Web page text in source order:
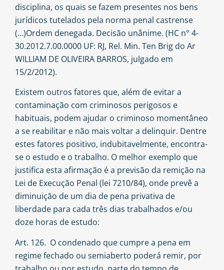
disciplina, os quais se fazem presentes nos bens
jurídicos tutelados pela norma penal castrense
(…)Ordem denegada. Decisão unânime. (HC n° 4-
30.2012.7.00.0000 UF: RJ, Rel. Min. Ten Brig do Ar
WILLIAM DE OLIVEIRA BARROS, julgado em
15/2/2012).
Existem outros fatores que, além de evitar a
contaminação com criminosos perigosos e
habituais, podem ajudar o criminoso momentâneo
a se reabilitar e não mais voltar a delinquir. Dentre
estes fatores positivo, indubitavelmente, encontra-
se o estudo e o trabalho. O melhor exemplo que
justifica esta afirmação é a previsão da remição na
Lei de Execução Penal (lei 7210/84), onde prevê a
diminuição de um dia de pena privativa de
liberdade para cada três dias trabalhados e/ou
doze horas de estudo:
Art. 126. O condenado que cumpre a pena em
regime fechado ou semiaberto poderá remir, por